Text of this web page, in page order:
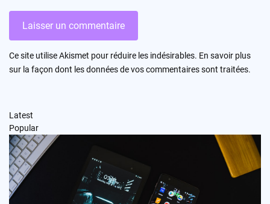
Ce site utilise Akismet pour réduire les indésirables. En savoir plus
sur la façon dont les données de vos commentaires sont traitées.
Latest
Popular